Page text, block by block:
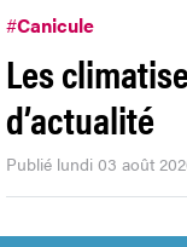
#Canicule
Les
d’actualité
Publié lundi 03 août